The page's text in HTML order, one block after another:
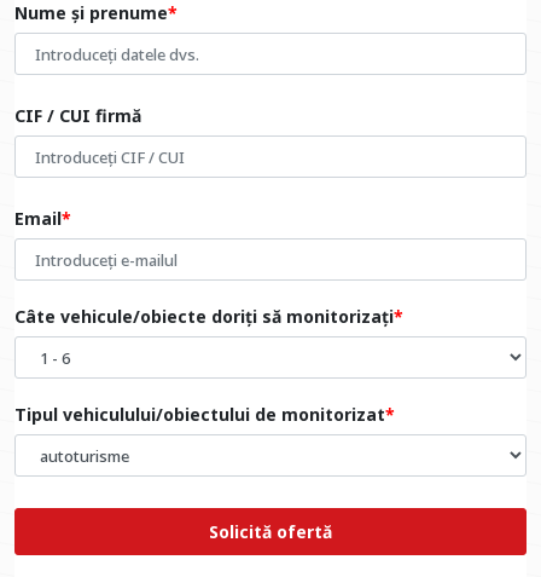
Nume și prenume
CIF / CUI firmă
Email
Câte vehicule/obiecte doriți să monitorizați
Tipul vehiculului/obiectului de monitorizat
Solicită ofertă